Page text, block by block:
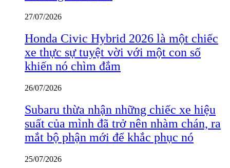
27/07/2026
Honda Civic Hybrid 2026 là một chiếc
xe thực sự tuyệt vời với một con số
khiến nó chìm đắm
26/07/2026
Subaru thừa nhận những chiếc xe hiệu
suất của mình đã trở nên nhàm chán, ra
mắt bộ phận mới để khắc phục nó
25/07/2026